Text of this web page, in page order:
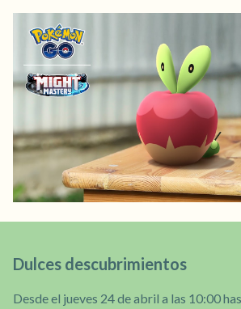
Dulces descubrimientos
Desde el jueves 24 de abril a las 10:00